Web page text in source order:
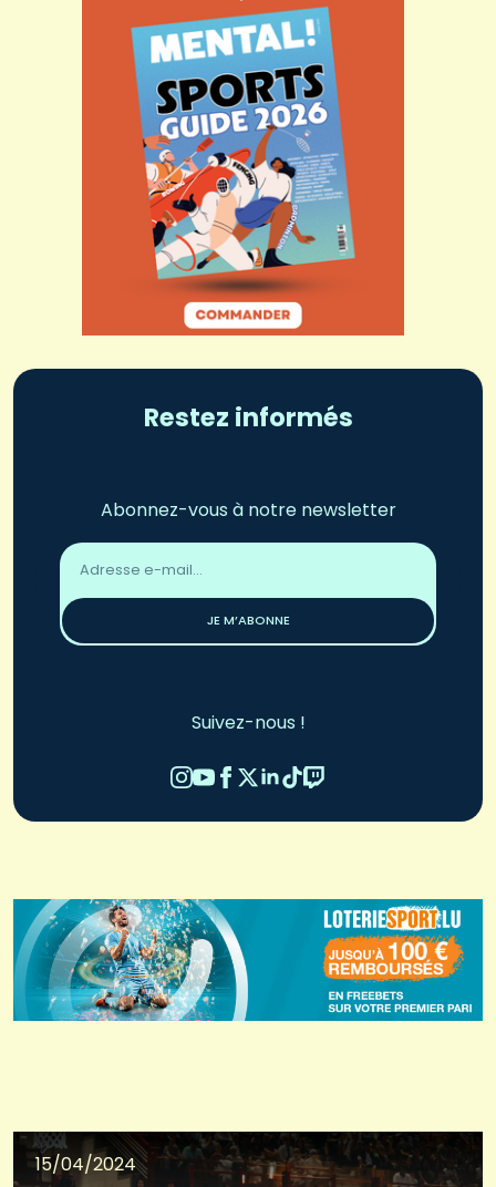
Restez informés
Abonnez-vous à notre newsletter
Adresse
email
JE M’ABONNE
Suivez-nous !
15/04/2024